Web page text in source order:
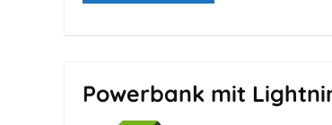
Powerbank mit